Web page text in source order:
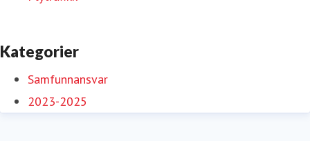
Kategorier
Samfunnansvar
2023-2025